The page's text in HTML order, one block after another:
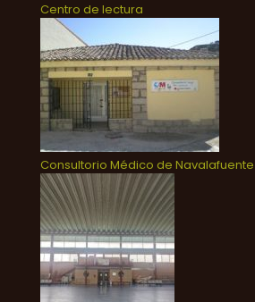
Centro de lectura
Consultorio Médico de Navalafuente